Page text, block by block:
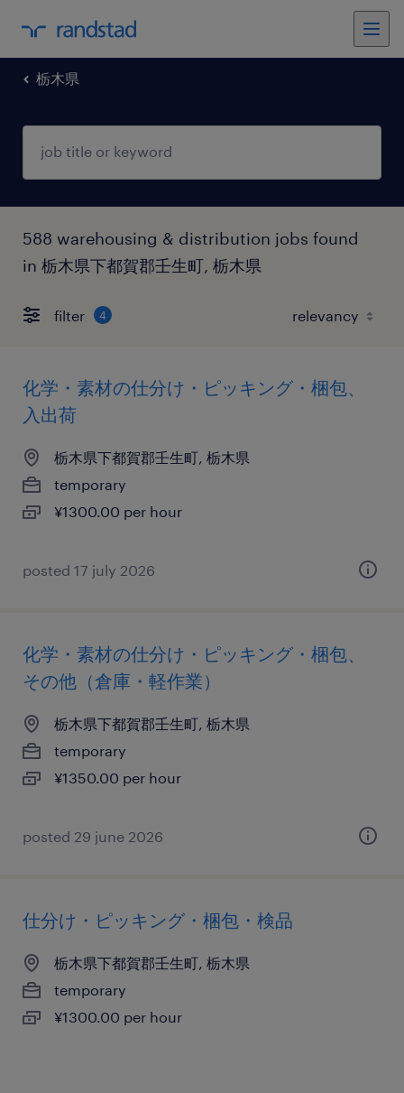
栃木県
588 warehousing & distribution jobs found
in 栃木県下都賀郡壬生町, 栃木県
filter 4
化学・素材の仕分け・ピッキング・梱包、
入出荷
栃木県下都賀郡壬生町, 栃木県
temporary
¥1300.00 per hour
posted 17 july 2026
化学・素材の仕分け・ピッキング・梱包、
その他（倉庫・軽作業）
栃木県下都賀郡壬生町, 栃木県
temporary
¥1350.00 per hour
posted 29 june 2026
仕分け・ピッキング・梱包・検品
栃木県下都賀郡壬生町, 栃木県
temporary
¥1300.00 per hour